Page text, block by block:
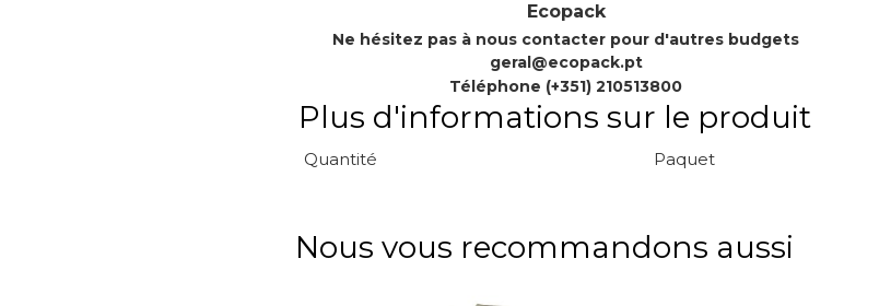
Ecopack
Ne hésitez pas à nous contacter pour d'autres budgets
geral@ecopack.pt
Téléphone (+351) 210513800
Plus d'informations sur le produit
Quantité Paquet
Nous vous recommandons aussi